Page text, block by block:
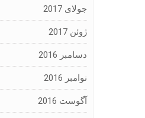
جولای 2017
ژوئن 2017
دسامبر 2016
نوامبر 2016
آگوست 2016